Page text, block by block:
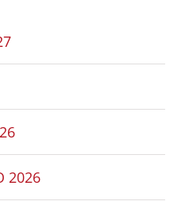
2026